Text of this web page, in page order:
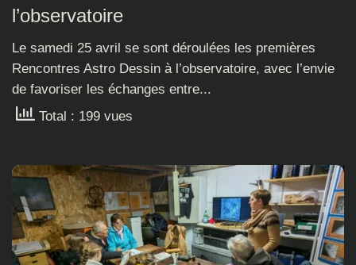
l’observatoire
Le samedi 25 avril se sont déroulées les premières
Rencontres Astro Dessin à l’observatoire, avec l’envie
de favoriser les échanges entre...
Total : 199 vues